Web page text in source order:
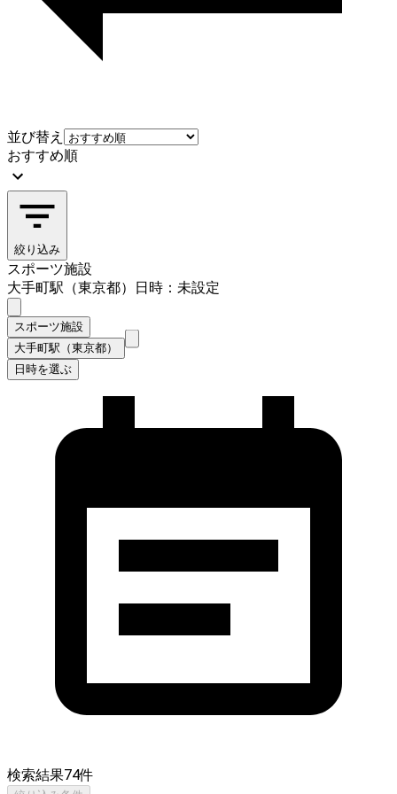
並び替え
おすすめ順
絞り込み
スポーツ施設
大手町駅（東京都）
日時：未設定
スポーツ施設
大手町駅（東京都）
日時を選ぶ
検索結果74件